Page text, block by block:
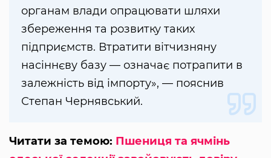
органам влади опрацювати шляхи
збереження та розвитку таких
підприємств. Втратити вітчизняну
насіннєву базу — означає потрапити в
залежність від імпорту», — пояснив
Степан Чернявський.
Читати за темою: Пшениця та ячмінь